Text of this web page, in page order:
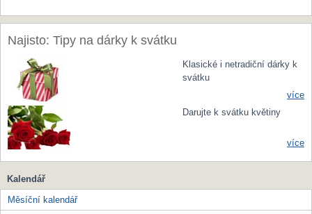
Najisto: Tipy na dárky k svátku
Klasické i netradiční dárky k
svátku
více
Darujte k svátku květiny
více
Kalendář
Měsíční kalendář